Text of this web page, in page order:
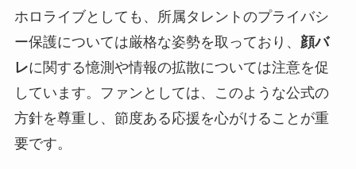
ホロライブとしても、所属タレントのプライバシ
ー保護については厳格な姿勢を取っており、 顔バ
レに関する憶測や情報の拡散については注意を促
しています。ファンとしては、このような公式の
方針を尊重し、節度ある応援を心がけることが重
要です。